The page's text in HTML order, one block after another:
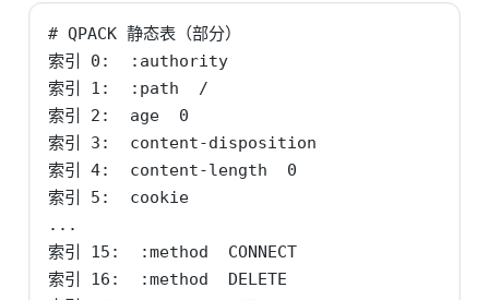
# QPACK 静态表（部分）
索引 0:  :authority
索引 1:  :path  /
索引 2:  age  0
索引 3:  content-disposition
索引 4:  content-length  0
索引 5:  cookie
...
索引 15:  :method  CONNECT
索引 16:  :method  DELETE